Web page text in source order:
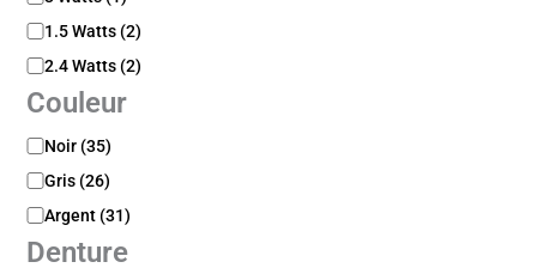
é
g
o
r
i
m
p
a
t
i
i
l
t
é
1.5 Watts (2)
2.4 Watts (2)
Couleur
C
u
l
e
u
Noir (35)
Gris (26)
Argent (31)
Denture